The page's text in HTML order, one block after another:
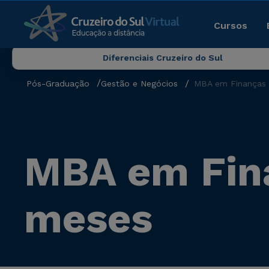
Cursos
Diferenciais Cruzeiro do Sul
Pós-Graduação Gestão e Negócios MBA em
MBA em
meses